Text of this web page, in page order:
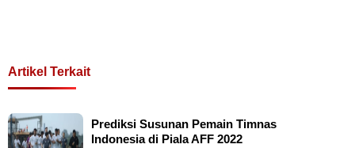
Artikel Terkait
Prediksi Susunan Pemain Timnas
Indonesia di Piala AFF 2022